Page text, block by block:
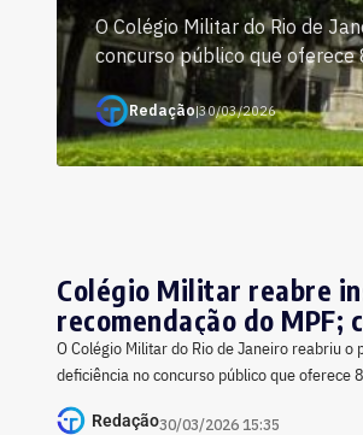
O Colégio Militar do Rio de
concurso público que oferece
Redação|30/03/2026
Colégio Militar reabre
recomendação do MPF;
O Colégio Militar do Rio de Janeiro reabriu
deficiência no concurso público que
Redação30/03/2026 15:35